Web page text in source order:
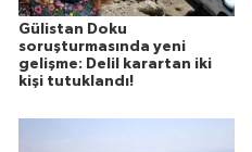
Gülistan Doku
soruşturmasında yeni
gelişme: Delil karartan iki
kişi tutuklandı!